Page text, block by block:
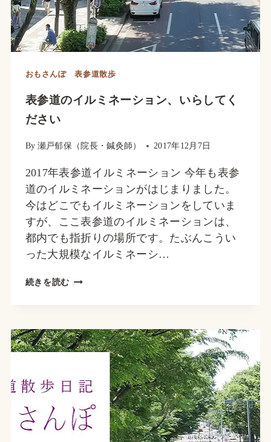
おもさんぽ 表参道散歩
表参道のイルミネーション、いらしてく
ださい
By 瀬戸郁保（院長・鍼灸師） 2017年12月7日
2017年表参道イルミネーション 今年も表参
道のイルミネーションがはじまりました。
今はどこでもイルミネーションをしていま
すが、ここ表参道のイルミネーションは、
都内でも指折りの場所です。たぶんこうい
った大規模なイルミネーシ…
続きを読む 表
の
イ
ミ
ネ
ー
シ